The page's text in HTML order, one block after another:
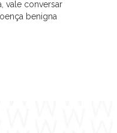
vale conversar
benigna